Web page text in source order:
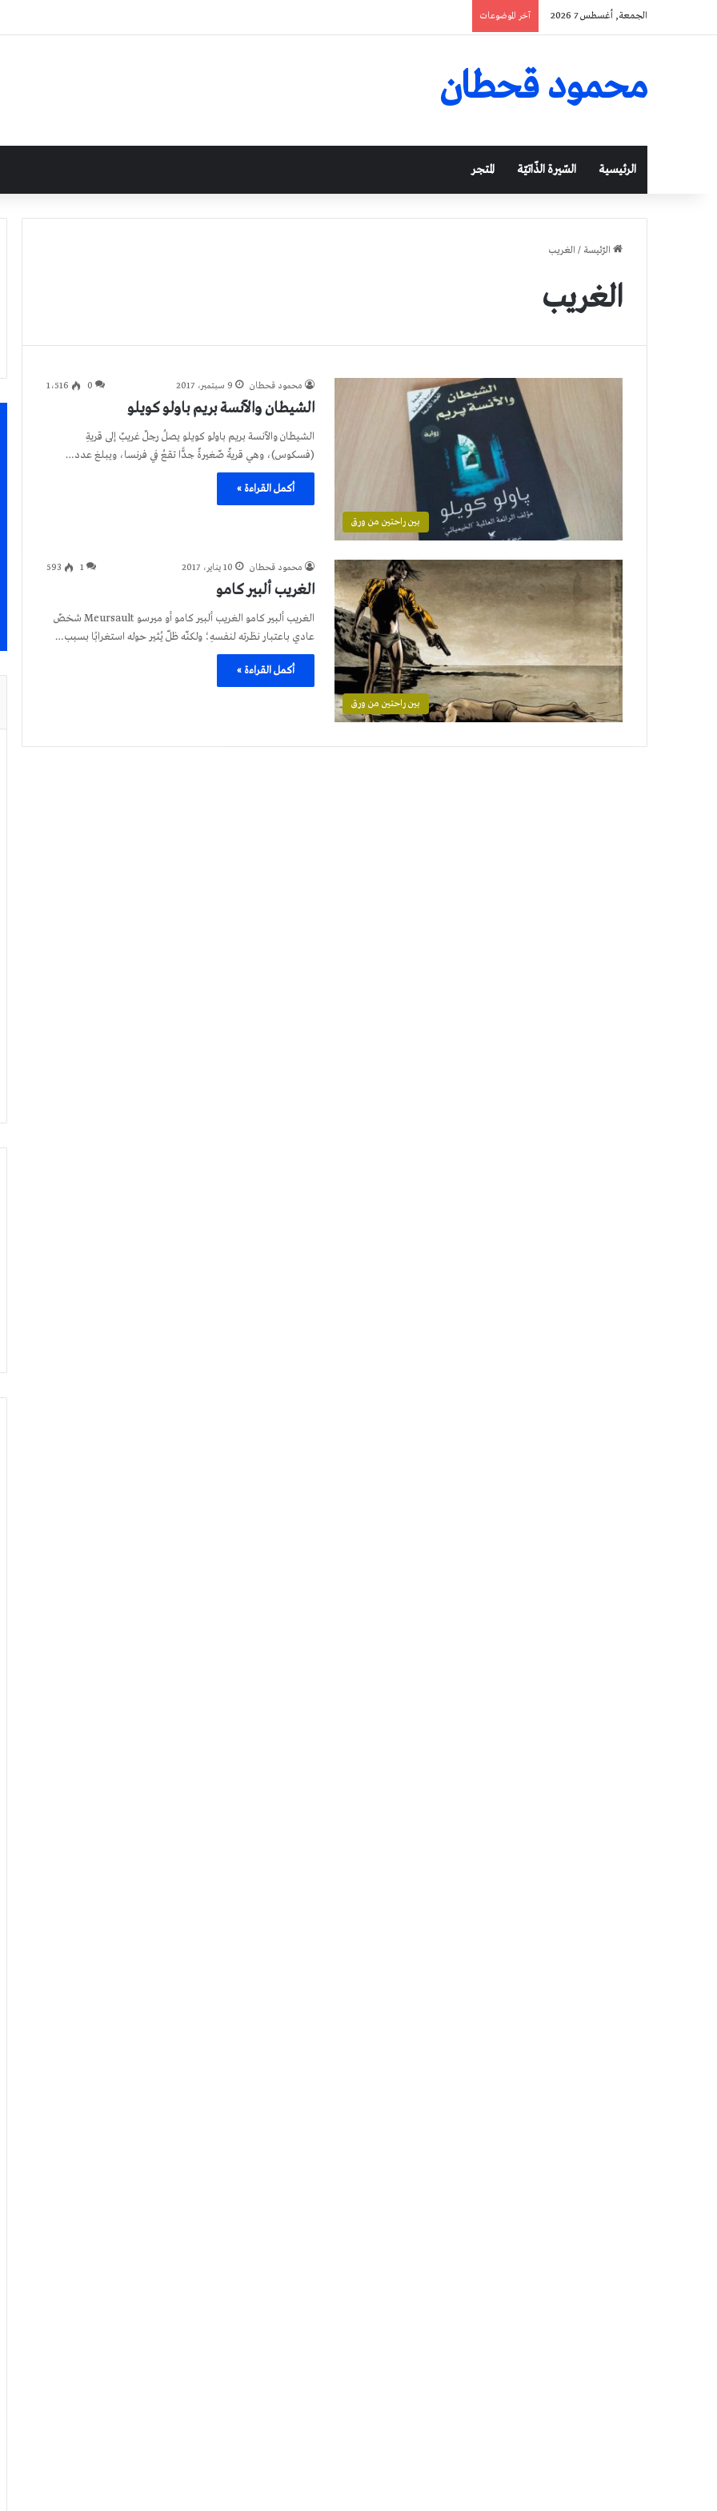
الجمعة, أغسطس 7 2026 آخر الموضوعات
محمود قحطان
الرئيسية السّيرة الذّاتيّة المتجر
الرّئيسة / الغريب
الغريب
بين راحتين من ورق
محمود قحطان 9 سبتمبر، 2017 0 1٬516
الشيطان والآنسة بريم باولو كويلو
الشيطان والآنسة بريم باولو كويلو يصلُ رجلٌ غريبٌ إلى قريةِ
(فسكوس)، وهي قريةٌ صّغيرةٌ جدًّا تقعُ في فرنسا، ويبلغ عدد…
أكمل القراءة »
بين راحتين من ورق
محمود قحطان 10 يناير، 2017 1
593
الغريب ألبير كامو
الغريب ألبير كامو الغريب ألبير كامو أو ميرسو Meursault شخصٌ
عادي باعتبار نظرته لنفسهِ؛ ولكنّه ظلّ يُثير حوله استغرابًا بسبب…
أكمل القراءة »